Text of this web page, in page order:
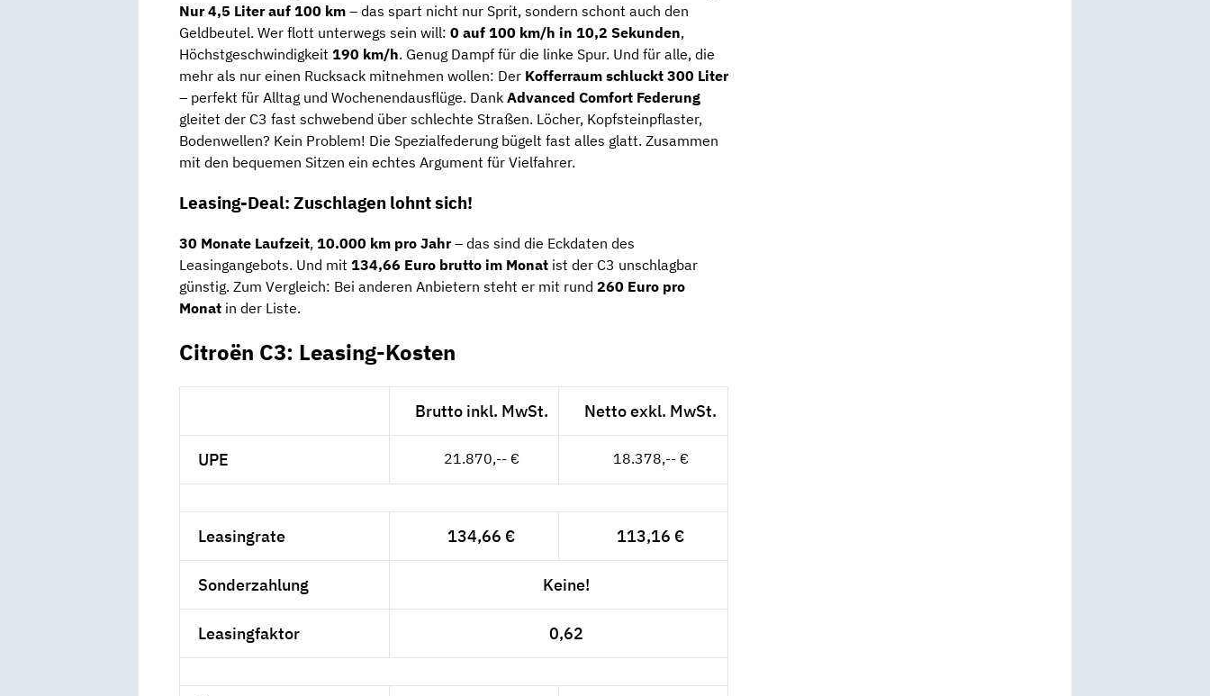
Nur 4,5 Liter auf 100 km – das spart nicht nur Sprit, sondern schont auch den
Geldbeutel. Wer flott unterwegs sein will: 0 auf 100 km/h in 10,2 Sekunden,
Höchstgeschwindigkeit 190 km/h. Genug Dampf für die linke Spur. Und für alle, die
mehr als nur einen Rucksack mitnehmen wollen: Der Kofferraum schluckt 300 Liter
– perfekt für Alltag und Wochenendausflüge. Dank Advanced Comfort Federung
gleitet der C3 fast schwebend über schlechte Straßen. Löcher, Kopfsteinpflaster,
Bodenwellen? Kein Problem! Die Spezialfederung bügelt fast alles glatt. Zusammen
mit den bequemen Sitzen ein echtes Argument für Vielfahrer.
Leasing-Deal: Zuschlagen lohnt sich!
30 Monate Laufzeit, 10.000 km pro Jahr– das sind die Eckdaten des
Leasingangebots. Und mit 134,66 Euro brutto im Monat ist der C3 unschlagbar
günstig. Zum Vergleich: Bei anderen Anbietern steht er mit rund 260 Euro pro
Monat in der Liste.
Citroën C3: Leasing-Kosten
Brutto inkl. MwSt. Netto exkl. MwSt.
UPE 21.870,-- € 18.378,-- €
Leasingrate 134,66 € 113,16 €
Sonderzahlung Keine!
Leasingfaktor 0,62